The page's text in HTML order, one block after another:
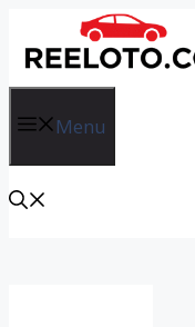
atla
Menu